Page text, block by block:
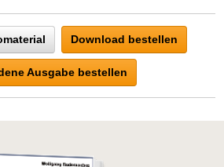
Download bestellen
Ausgabe bestellen